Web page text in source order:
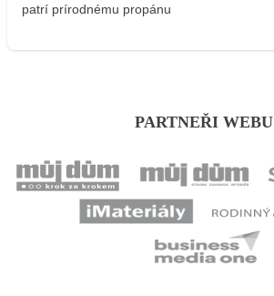
patrí prírodnému propánu
PARTNEŘI WEBU